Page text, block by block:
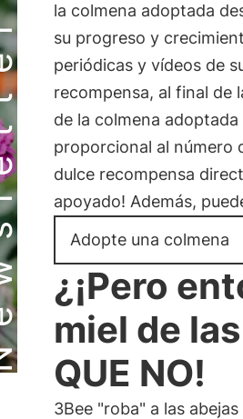
la colmena adoptada
su progreso y
periódicas y vídeos de
recompensa, al final de
de la colmena
proporcional al número
dulce recompensa
apoyado! Además,
Adopte una colmena
¿¡Pero
miel de
QUE NO!
3Bee "roba" a las